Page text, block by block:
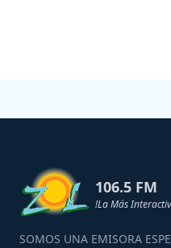
106.5 FM
!La Más
SOMOS UNA EMISORA